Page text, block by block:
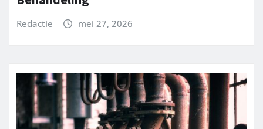
Redactie mei 27, 2026